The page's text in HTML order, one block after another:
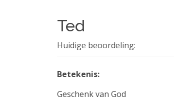
Ted
Huidige beoordeling:
Betekenis:
Geschenk van God